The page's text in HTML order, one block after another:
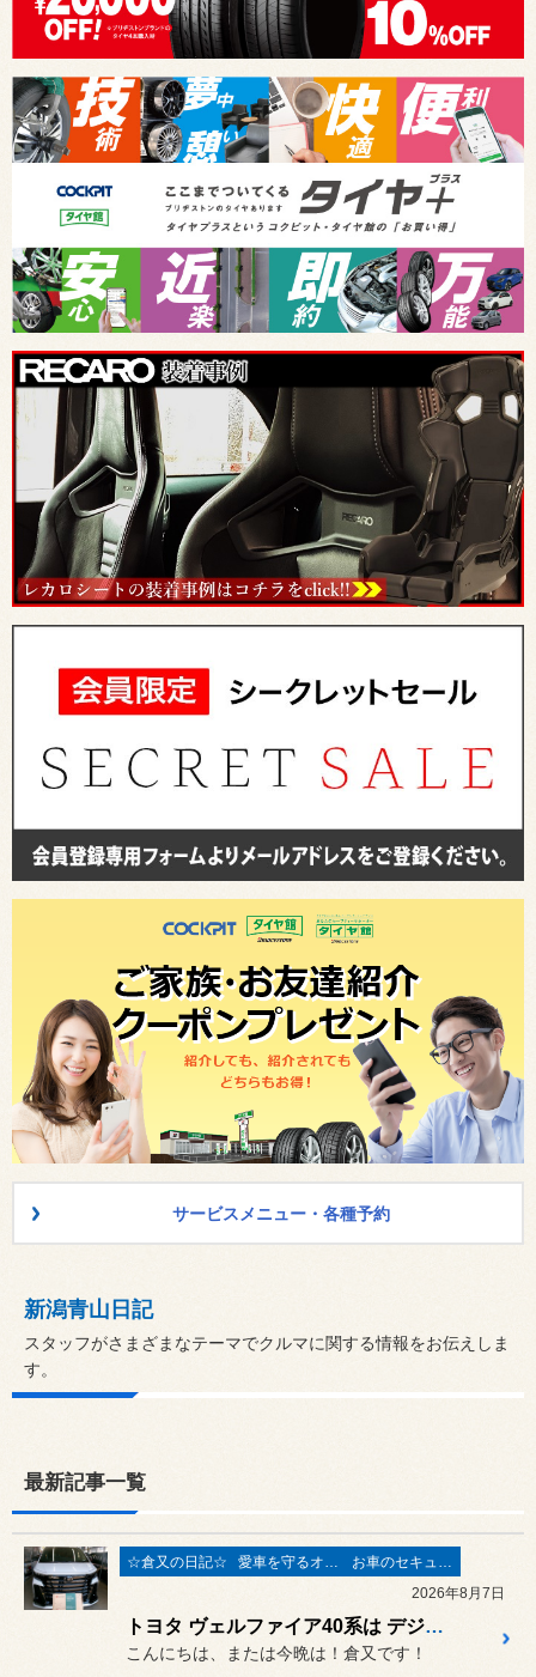
サービスメニュー・各種予約
新潟青山日記
スタッフがさまざまなテーマでクルマに関する情報をお伝えしま
す。
最新記事一覧
☆倉又の日記☆ 愛車を守るオーサーアラーム
お車のセキュリィティ関連
2026年8月7日
トヨタ ヴェルファイア40系は デジタルカーセキュリティ オーサーアラームのオプション取付、新潟市でカーセキュリティーのご相談（オーサーアラーム、ユピテル アルゴスD1）はスタイルコクピット新潟青山まで！！
こんにちは、または今晩は！倉又です！